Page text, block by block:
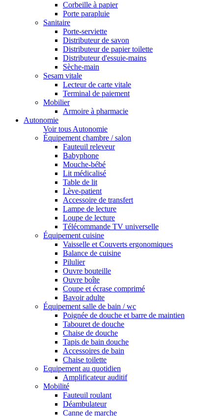
Corbeille à papier
Porte parapluie
Sanitaire
Porte-serviette
Distributeur de savon
Distributeur de papier toilette
Distributeur d'essuie-mains
Sèche-main
Sesam vitale
Lecteur de carte vitale
Terminal de paiement
Mobilier
Armoire à pharmacie
Autonomie
Voir tous Autonomie
Équipement chambre / salon
Fauteuil releveur
Babyphone
Mouche-bébé
Lit médicalisé
Table de lit
Lève-patient
Accessoire de transfert
Lampe de lecture
Loupe de lecture
Télécommande TV universelle
Équipement cuisine
Vaisselle et Couverts ergonomiques
Balance de cuisine
Pilulier
Ouvre bouteille
Ouvre boîte
Coupe et écrase comprimé
Bavoir adulte
Équipement salle de bain / wc
Poignée de douche et barre de maintien
Tabouret de douche
Chaise de douche
Tapis de bain douche
Accessoires de bain
Chaise toilette
Equipement au quotidien
Amplificateur auditif
Mobilité
Fauteuil roulant
Déambulateur
Canne de marche